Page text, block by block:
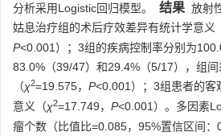
分析采用Logistic回归模型。
结果 放射
姑息治疗组的术后疗效差异有统计学意义
P<0.001）；3组的疾病控制率分别为
83.0%（39/47）和29.4%（5/17），组
（χ2=19.575， P<0.001）；3组患者的客
意义（χ2=17.749， P<0.001）。多因素
瘤个数（比值比=0.085，95%置信区间：